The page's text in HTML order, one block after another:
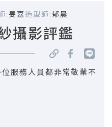
:旻嘉 造型師:郁晨
攝影評鑑
服務人員都非常敬業不